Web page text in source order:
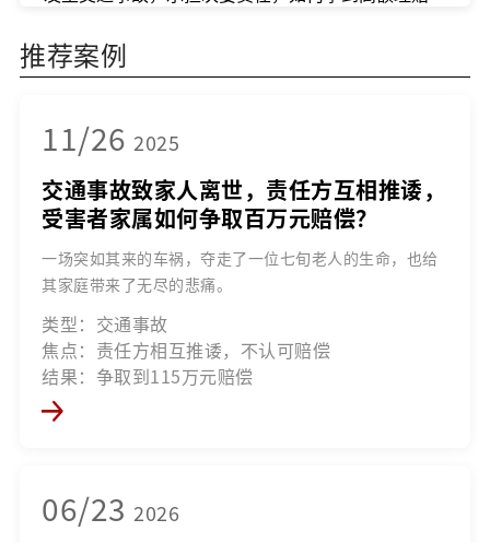
推荐案例
11/26 2025
交通事故致家人离世，责任方互相推诿，
受害者家属如何争取百万元赔偿？
一场突如其来的车祸，夺走了一位七旬老人的生命，也给
其家庭带来了无尽的悲痛。
类型：交通事故
焦点：责任方相互推诿，不认可赔偿
结果：争取到115万元赔偿
06/23 2026